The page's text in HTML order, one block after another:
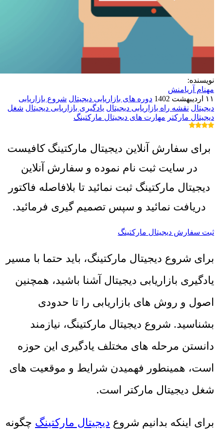
نویسنده:
مهنام آریامنش
۱۱ اردیبهشت 1402
دوره های بازاریابی دیجیتال شروع بازاریابی
دیجیتال نقشه راه بازاریابی دیجیتال یادگیری بازاریابی دیجیتال شغل
دیجیتال مارکتر مهارت های دیجیتال مارکتینگ
برای سفارش آنلاین دیجیتال مارکتینگ کافیست
در سایت ثبت نام نموده و سفارش آنلاین
دیجیتال مارکتینگ ثبت نمائید تا بلافاصله فاکتور
دریافت نمائید و سپس تصمیم گیری فرمائید.
ثبت سفارش دیجیتال مارکتینگ
برای شروع دیجیتال مارکتینگ، باید حتما با مسیر
یادگیری بازاریابی دیجیتال آشنا باشید، همچنین
اصول و روش های بازاریابی را تا حدودی
بشناسید. شروع دیجیتال مارکتینگ، نیازمند
دانستن مرحله های مختلف یادگیری این حوزه
است، همینطور فهمیدن شرایط و موقعیت های
شغل دیجیتال مارکتر است.
برای اینکه بدانیم شروع دیجیتال مارکتینگ چگونه